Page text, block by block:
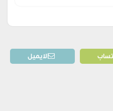
الايميل